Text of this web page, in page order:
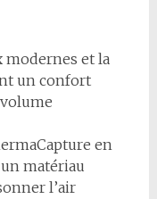
modernes et la
un confort
en
matériau
l’air